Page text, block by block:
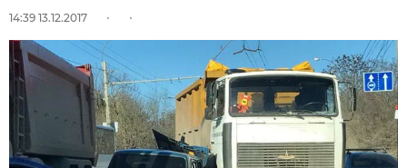
14:39 13.12.2017